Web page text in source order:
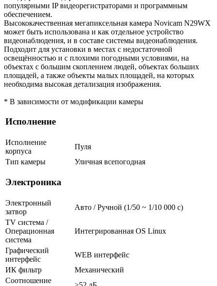
популярными IP видеорегистраторами и программным
обеспечением.
Высококачественная мегапиксельная камера Novicam N29WX
может быть использована и как отдельное устройство
видеонаблюдения, и в составе системы видеонаблюдения.
Подходит для установки в местах с недостаточной
освещённостью и с плохими погодными условиями, на
объектах с большим скоплением людей, объектах больших
площадей, а также объекты малых площадей, на которых
необходима высокая детализация изображения.
* В зависимости от модификации камеры
Исполнение
Исполнение
корпуса
Пуля
Тип камеры
Уличная всепогодная
Электроника
Электронный
затвор
Авто / Ручной (1/50 ~ 1/10 000 с)
TV система /
Операционная
система
Интегрированная OS Linux
Графический
интерфейс
WEB интерфейс
ИК фильтр
Механический
Соотношение